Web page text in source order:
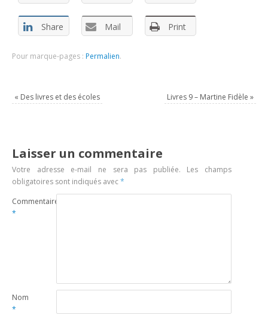
Share Mail Print
Pour marque-pages : Permalien.
« Des livres et des écoles Livres 9 – Martine Fidèle »
Laisser un commentaire
Votre adresse e-mail ne sera pas publiée.
Les champs
obligatoires sont indiqués avec*
Commentaire
*
Nom
*